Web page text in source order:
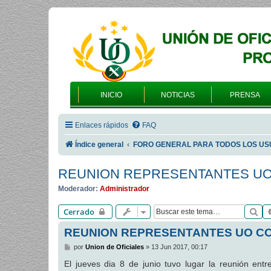
INICIO NOTICIAS PRENSA
Enlaces rápidos FAQ
Índice general FORO GENERAL PARA TODOS LOS
REUNION REPRESENTANTES
Moderador: Administrador
Cerrado
REUNION REPRESENTANTES UO
M
n
por Union de Oficiales» 13 Jun 2017, 00:17
El jueves dia 8 de junio tuvo lugar la reunión